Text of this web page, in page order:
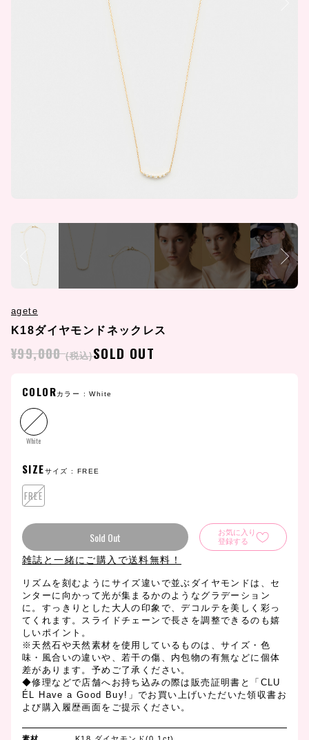
agete
K18ダイヤモンドネックレス
¥99,000 (税込)SOLD OUT
COLORカラー :White
White
SIZEサイズ :FREE
FREE
Sold Out
お気に入り
登録する
雑誌と一緒にご購入で送料無料！
リズムを刻むようにサイズ違いで並ぶダイヤモンドは、セ
ンターに向かって光が集まるかのようなグラデーション
に。すっきりとした大人の印象で、デコルテを美しく彩っ
てくれます。スライドチェーンで長さを調整できるのも嬉
しいポイント。
※天然石や天然素材を使用しているものは、サイズ・色
味・風合いの違いや、若干の傷、内包物の有無などに個体
差があります。予めご了承ください。
◆修理などで店舗へお持ち込みの際は販売証明書と「CLU
ÉL Have a Good Buy!」でお買い上げいただいた領収書お
よび購入履歴画面をご提示ください。